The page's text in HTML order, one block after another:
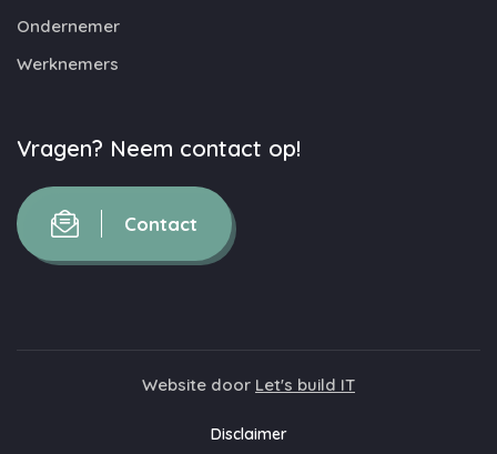
Ondernemer
Werknemers
Vragen? Neem contact op!
Contact
Website door Let's build IT
Disclaimer